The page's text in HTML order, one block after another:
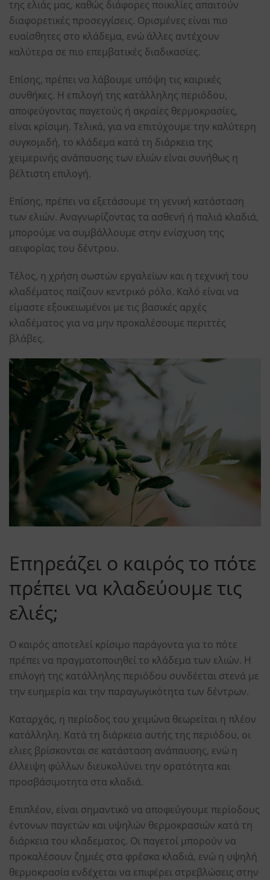
της ελιάς μας, καθώς διάφορες ποικιλίες απαιτούν
διαφορετικές προσεγγίσεις. Ορισμένες είναι πιο
ευαίσθητες στο κλάδεμα, ενώ άλλες αντέχουν
καλύτερα σε πιο επεμβατικές διαδικασίες.
Επίσης, πρέπει να λάβουμε υπόψη τις καιρικές
συνθήκες. Η επιλογή της κατάλληλης περιόδου,
αποφεύγοντας παγετούς ή ακραίες θερμοκρασίες,
είναι κρίσιμη. Τελικά, για να επιτύχουμε την καλύτερη
συγκομιδή, το κλάδεμα κατά τη διάρκεια της
χειμερινής ανάπαυσης των ελιών είναι συνήθως η
βέλτιστη επιλογή.
Επίσης, πρέπει να εξετάσουμε τη γενική κατάσταση
των ελιών. Αναγνωρίζοντας τα ασθενή ή παλιά κλαδιά,
μπορούμε να συμβάλλουμε στην ενίσχυση της
αειφορίας του δέντρου.
Τέλος, η χρήση σωστών εργαλείων και η τεχνική του
κλαδέματος παίζουν κεντρικό ρόλο. Καλό είναι να
είμαστε εξοικειωμένοι με τις βασικές αρχές
κλαδέματος για να μην προκαλέσουμε περιττές
βλάβες.
Επηρεάζει ο καιρός το πότε
πρέπει να κλαδεύουμε τις
ελιές;
Ο καιρός αποτελεί κρίσιμο παράγοντα για το πότε
πρέπει να πραγματοποιηθεί το κλάδεμα των ελιών. Η
επιλογή της κατάλληλης περιόδου συνδέεται στενά με
την ευημερία και την παραγωγικότητα των δέντρων.
Καταρχάς, η περίοδος του χειμώνα θεωρείται η πλέον
κατάλληλη. Κατά τη διάρκεια αυτής της περιόδου, οι
ελιες βρίσκονται σε κατάσταση ανάπαυσης, ενώ η
έλλειψη φύλλων διευκολύνει την ορατότητα και
προσβάσιμοτητα στα κλαδιά.
Επιπλέον, είναι σημαντικό να αποφεύγουμε περίοδους
έντονων παγετών και υψηλών θερμοκρασιών κατά τη
διάρκεια του κλαδεματος. Οι παγετοί μπορούν να
προκαλέσουν ζημιές στα φρέσκα κλαδιά, ενώ η υψηλή
θερμοκρασία ενδέχεται να επιφέρει στρεβλώσεις στην